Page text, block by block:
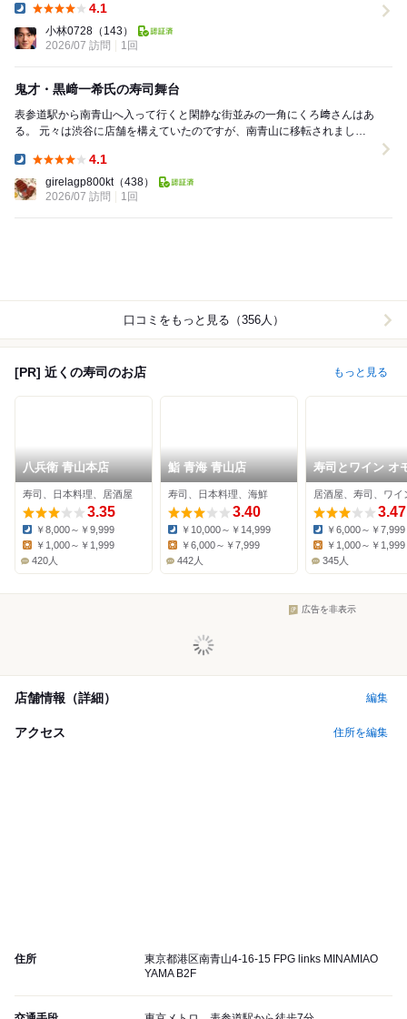
4.1
小林0728 （143）
2026/07 訪問
1回
鬼才・黒﨑一希氏の寿司舞台
表参道駅から南青山へ入って行くと閑静な街並みの一角にくろ﨑さんはあ
る。 元々は渋谷に店舗を構えていたのですが、南青山に移転されまし
4.1
girelagp800kt （438）
2026/07 訪問
1回
口コミをもっと見る（356人）
[PR] 近くの寿司のお店 もっと見る
八兵衛 青山本店
寿司、日本料理、居酒屋
3.35
Dinner:
￥8,000～￥9,999
￥1,000～￥1,999
420人
鮨 青海 青山店
寿司、日本料理、海鮮
3.40
￥10,000～￥14,999
￥6,000～￥7,999
442人
寿司とワイン オ
サンドリア
居酒屋、寿司、ワイ
3.47
Dinner:
￥6,000～￥7,999
￥1,000～￥1,999
345人
広告を非表示
店舗情報（詳細） 編集
アクセス 住所を編集
住所
東京都港区南青山4-16-15 FPG links MINAMIAO
YAMA B2F